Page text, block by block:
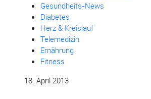
Gesundheits-News
Diabetes
Herz & Kreislauf
Telemedizin
Ernährung
Fitness
18. April 2013